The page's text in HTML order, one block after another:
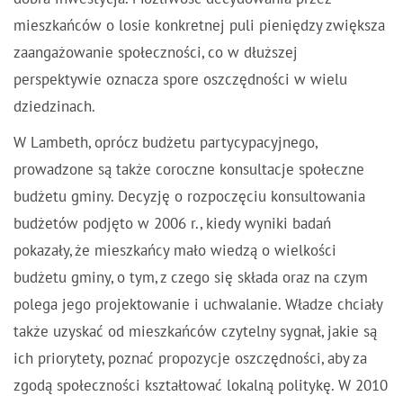
mieszkańców o losie konkretnej puli pieniędzy zwiększa
zaangażowanie społeczności, co w dłuższej
perspektywie oznacza spore oszczędności w wielu
dziedzinach.
W Lambeth, oprócz budżetu partycypacyjnego,
prowadzone są także coroczne konsultacje społeczne
budżetu gminy. Decyzję o rozpoczęciu konsultowania
budżetów podjęto w 2006 r., kiedy wyniki badań
pokazały, że mieszkańcy mało wiedzą o wielkości
budżetu gminy, o tym, z czego się składa oraz na czym
polega jego projektowanie i uchwalanie. Władze chciały
także uzyskać od mieszkańców czytelny sygnał, jakie są
ich priorytety, poznać propozycje oszczędności, aby za
zgodą społeczności kształtować lokalną politykę. W 2010